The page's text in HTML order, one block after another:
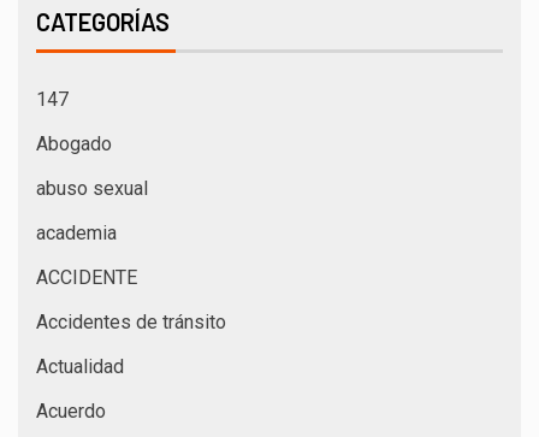
CATEGORÍAS
147
Abogado
abuso sexual
academia
ACCIDENTE
Accidentes de tránsito
Actualidad
Acuerdo